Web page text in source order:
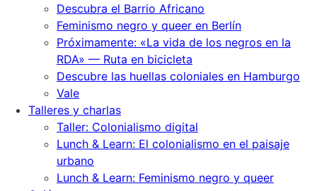
Descubra el Barrio Africano
Feminismo negro y queer en Berlín
Próximamente: «La vida de los negros en la
RDA» — Ruta en bicicleta
Descubre las huellas coloniales en Hamburgo
Vale
Talleres y charlas
Taller: Colonialismo digital
Lunch & Learn: El colonialismo en el paisaje
urbano
Lunch & Learn: Feminismo negro y queer